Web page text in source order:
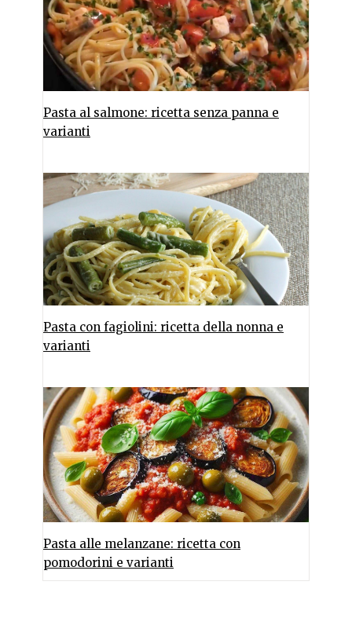
Pasta al salmone: ricetta senza panna e
varianti
Pasta con fagiolini: ricetta della nonna e
varianti
Pasta alle melanzane: ricetta con
pomodorini e varianti